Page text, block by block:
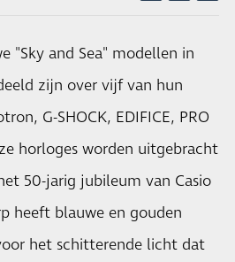
"Sky and Sea" modellen in
zijn over vijf van hun
G-SHOCK, EDIFICE, PRO
horloges worden uitgebracht
50-jarig jubileum van Casio
heeft blauwe en gouden
het schitterende licht dat